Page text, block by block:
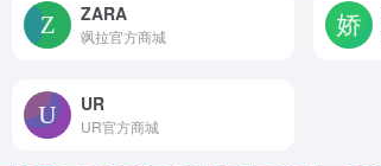
ZARA
飒拉官方商城
UR
UR官方商城